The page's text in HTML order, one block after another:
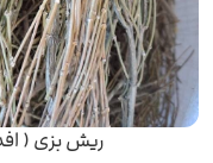
ریش بزی (